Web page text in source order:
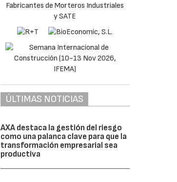
ÚLTIMAS NOTICIAS
AXA destaca la gestión del riesgo
como una palanca clave para que la
transformación empresarial sea
productiva